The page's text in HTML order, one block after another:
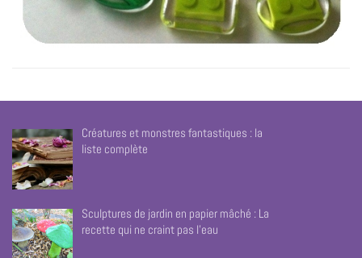
Créatures et monstres fantastiques : la
liste complète
Sculptures de jardin en papier mâché : La
recette qui ne craint pas l’eau